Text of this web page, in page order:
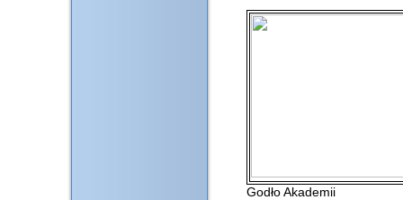
Godło Akademii